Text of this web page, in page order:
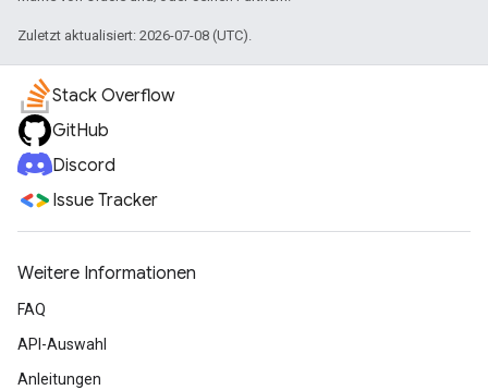
Zuletzt aktualisiert: 2026-07-08 (UTC).
Stack Overflow
GitHub
Discord
Issue Tracker
Weitere Informationen
FAQ
API-Auswahl
Anleitungen